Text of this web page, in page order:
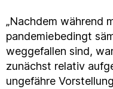
„Nachdem während
pandemiebedingt
weggefallen sind,
zunächst relativ
ungefähre